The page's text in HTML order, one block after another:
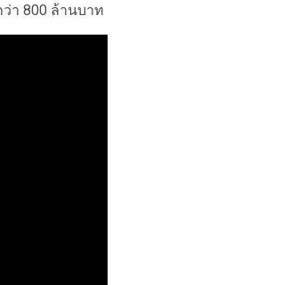
า 800 ล้านบาท